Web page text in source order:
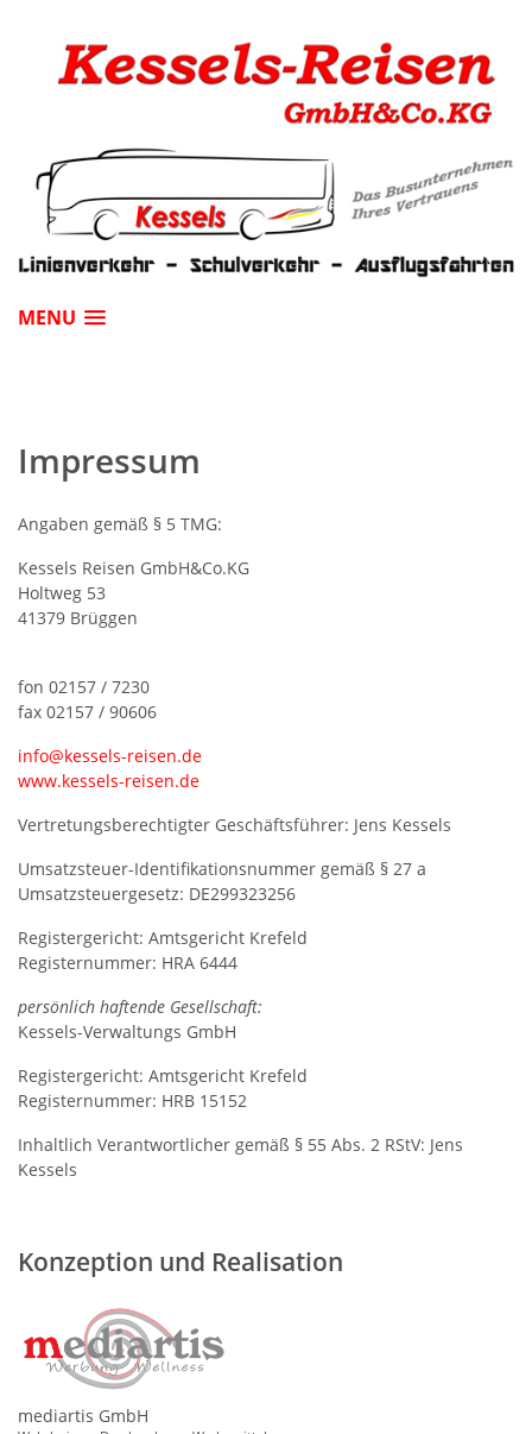
MENU
Impressum
Angaben gemäß § 5 TMG:
Kessels Reisen GmbH&Co.KG
Holtweg 53
41379 Brüggen
fon 02157 / 7230
fax 02157 / 90606
info@kessels-reisen.de
www.kessels-reisen.de
Vertretungsberechtigter Geschäftsführer: Jens Kessels
Umsatzsteuer-Identifikationsnummer gemäß § 27 a
Umsatzsteuergesetz: DE299323256
Registergericht: Amtsgericht Krefeld
Registernummer: HRA 6444
persönlich haftende Gesellschaft:
Kessels-Verwaltungs GmbH
Registergericht: Amtsgericht Krefeld
Registernummer: HRB 15152
Inhaltlich Verantwortlicher gemäß § 55 Abs. 2 RStV: Jens
Kessels
Konzeption und Realisation
mediartis GmbH